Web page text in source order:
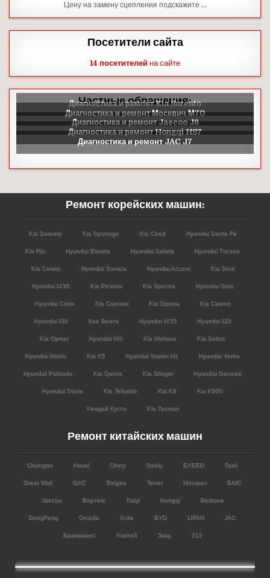
Цену на замену сцепления подскажите …
Посетители сайта
14 посетителей на сайте
Частные обращения:
Ремонт корейских машин:
Kia Sorento Kia Sportage Kia Ceed Hyundai Santa Fe
Kia Rio Hyundai Elantra Hyundai Solaris Hyundai Tucson
Kia Cerato Hyundai Sonata Hyundai Accent Kia Soul
Hyundai IX35 Kia Picanto Kia Spectra Hyundai Getz
Hyundai Creta Kia Carnival Kia Optima Kia Carens
Hyundai I30 Киа Венга Hyundai IX55 Hyundai I20
Kia Opirus Hyundai I40 Kia Mohave Kia Seltos
Hyundai Matrix Kia K5 Hyundai Starex H1 Hyundai Verna
HyundaI Palisade Kia Quoris Kia Stinger Hyundai Genesis
Hyundai Staria Kia Telluride Kia K8 Kia K900
Хендай Кусто Kia Tasman
Ремонт китайских машин
Changan Haval Chery Geely EXEED Tank
Great Wall GAC Belgee Tenet Москвич BAIC
Jaecoo Вортекс Kaiyi Hongqi Bestune
DongFeng Omoda Xcite BYD LIFAN JAC
Бриллианс Хавтай Зикр 212